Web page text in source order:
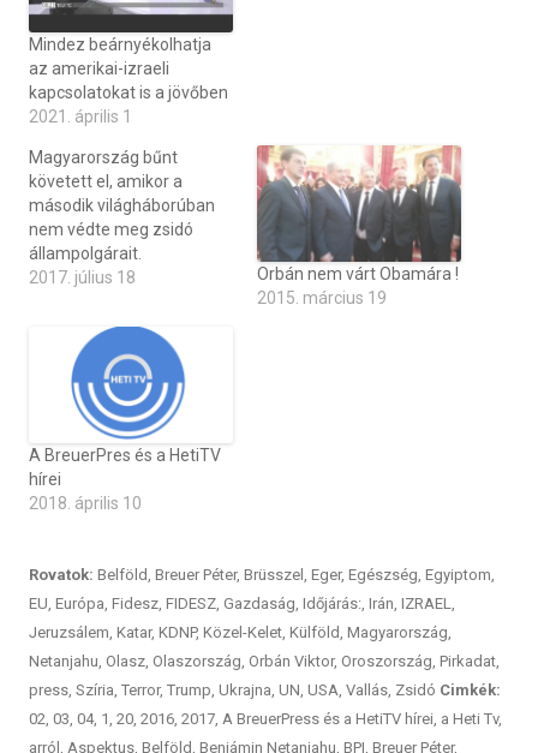
Mindez beárnyékolhatja
az amerikai-izraeli
kapcsolatokat is a jövőben
2021. április 1
Magyarország bűnt
követett el, amikor a
második világháborúban
nem védte meg zsidó
állampolgárait.
2017. július 18
Orbán nem várt Obamára !
2015. március 19
A BreuerPres és a HetiTV
hírei
2018. április 10
Rovatok: Belföld, Breuer Péter, Brüsszel , Eger, Egészség, Egyiptom,
EU, Európa, Fidesz, FIDESZ, Gazdaság, Időjárás:, Irán, IZRAEL,
Jeruzsálem, Katar, KDNP, Közel-Kelet, Külföld, Magyarország,
Netanjahu, Olasz, Olaszország, Orbán Viktor, Oroszország, Pirkadat,
press, Szíria, Terror, Trump, Ukrajna, UN, USA, Vallás, Zsidó Cimkék:
02, 03, 04, 1, 20, 2016, 2017, A BreuerPress és a HetiTV hírei, a Heti Tv,
arról , Aspektus, Belföld, Benjámin Netanjahu, BPI, Breuer Péter,